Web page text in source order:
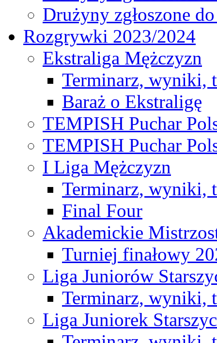
Drużyny zgłoszone
Rozgrywki 2023/2024
Ekstraliga Mężczyzn
Terminarz, wyniki,
Baraż o Ekstraligę
TEMPISH Puchar
TEMPISH Puchar
I Liga Mężczyzn
Terminarz, wyniki,
Final Four
Akademickie
Turniej finałowy
Liga Juniorów
Terminarz, wyniki,
Liga Juniorek